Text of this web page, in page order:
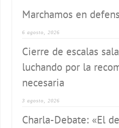
Marchamos en
6 agosto, 2026
Cierre de escalas
luchando por la
necesaria
3 agosto, 2026
Charla-Debate: «El